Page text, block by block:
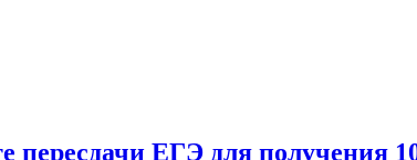
ЕГЭ для получения